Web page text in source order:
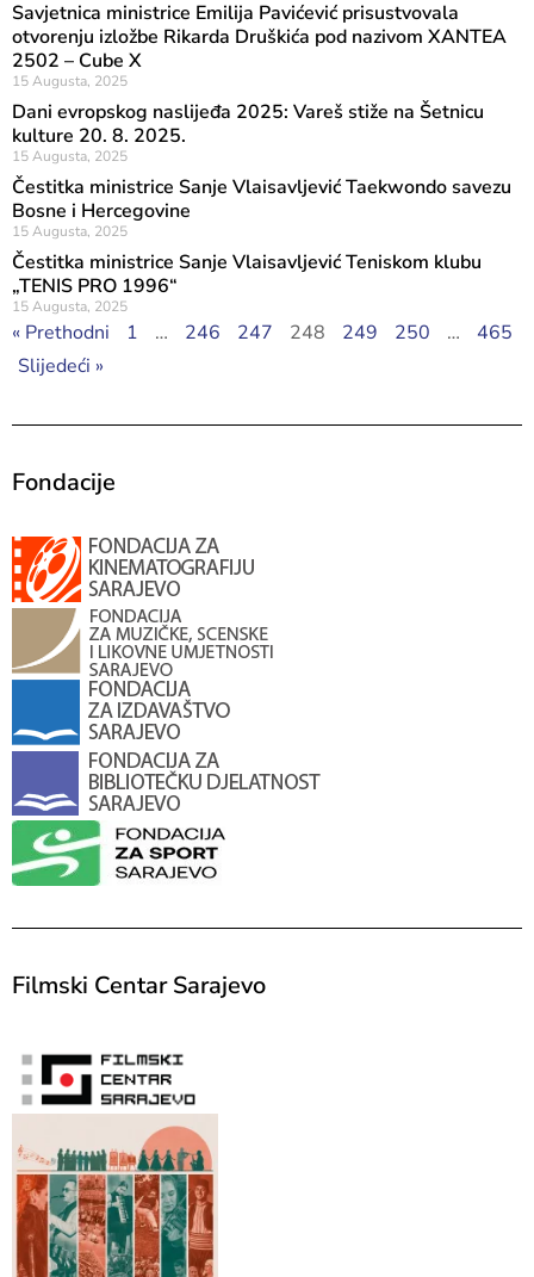
Savjetnica ministrice Emilija Pavićević prisustvovala
otvorenju izložbe Rikarda Druškića pod nazivom XANTEA
2502 – Cube X
15 Augusta, 2025
Dani evropskog naslijeđa 2025: Vareš stiže na Šetnicu
kulture 20. 8. 2025.
15 Augusta, 2025
Čestitka ministrice Sanje Vlaisavljević Taekwondo savezu
Bosne i Hercegovine
15 Augusta, 2025
Čestitka ministrice Sanje Vlaisavljević Teniskom klubu
„TENIS PRO 1996“
15 Augusta, 2025
« Prethodni 1 … 246 247 248 249 250 …
465
Slijedeći »
Fondacije
Filmski Centar Sarajevo